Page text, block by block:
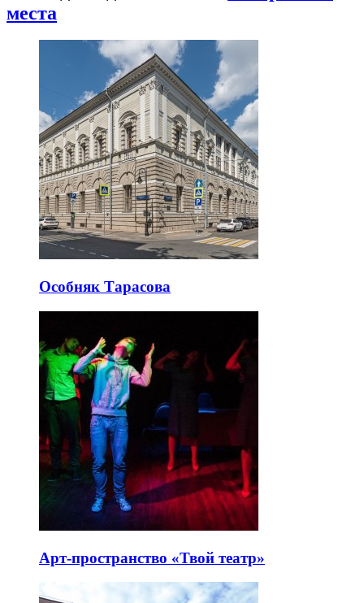
места
Особняк Тарасова
Арт-пространство «Твой театр»